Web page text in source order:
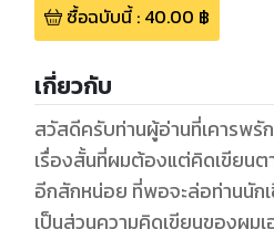
ซื้อฉบับนี้: 40.00 ฿
เกี่ยวกับ
สวัสดีครับท่านผู้อ่านที่เคารพรักทั้งหลาย รวมเรื่องสั้นในกลุ่มเฟสบุก เล่มนี้ เป็นเ
เรื่องสั้นที่ผมต้องแต่คิดเขียนตามหัวข้อที่เพื่อน ๆ
อีกสักหน่อย ที่พอจะล่อท่านนักเ
เป็นส่วนความคิดเขียนของผมเองนะครับ ไม่ค่อยได้ยึดตามลักษณะแห่งกลวิธีทา